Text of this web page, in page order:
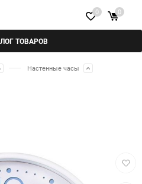
ТОВАРОВ
0 0
Настенные часы